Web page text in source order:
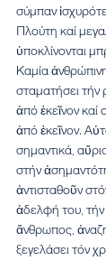
σύμπαν
Πλούτη καί
ὑποκλίνονται
Καμία
σταματήσει τήν
ἀπό ἐκεῖνον καί
ἀπό ἐκεῖνον.
σημαντικά,
στήν
ἀντισταθοῦν
ἀδελφή του,
ἄνθρωπος,
ξεγελάσει τόν